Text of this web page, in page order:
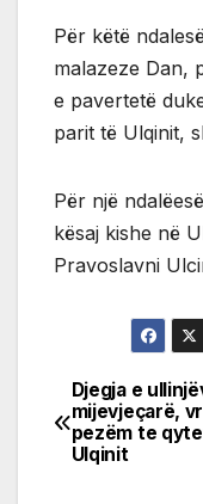
Për këtë
malazeze Dan,
e pavertetë
parit të Ulqinit,
Për një
kësaj kishe në
Pravoslavni
Post
Djegja e
mijevjeçarë,
pezëm te
Ulqinit